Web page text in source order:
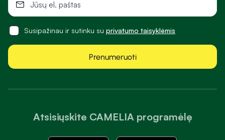
Atsisiųskite CAMELIA programėlę
Susipažinau ir sutinku su privatumo taisyklėmis
Prenumeruoti